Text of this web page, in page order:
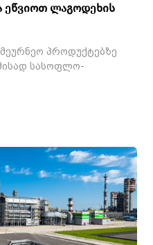
ეწვიოთ ლაგოდეხის
პროდუქტებზე
სასოფლო-